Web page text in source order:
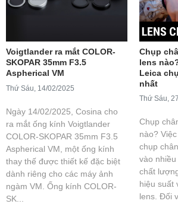
Voigtlander ra mắt COLOR-
SKOPAR 35mm F3.5
Aspherical VM
Thứ Sáu, 14/02/2025
Ngày 14/02/2025, Cosina cho
ra mắt ống kính Voigtlander
COLOR-SKOPAR 35mm F3.5
Aspherical VM, một ống kính
thay thế được thiết kế đặc biệt
dành riêng cho các máy ảnh
ngàm VM. Ống kính COLOR-
SK...
Chụp
lens
Leica
nhất
Thứ Sáu,
Chụp
nào?
chụp
vào nhiều
chất
hiệu suất
lens. Đối